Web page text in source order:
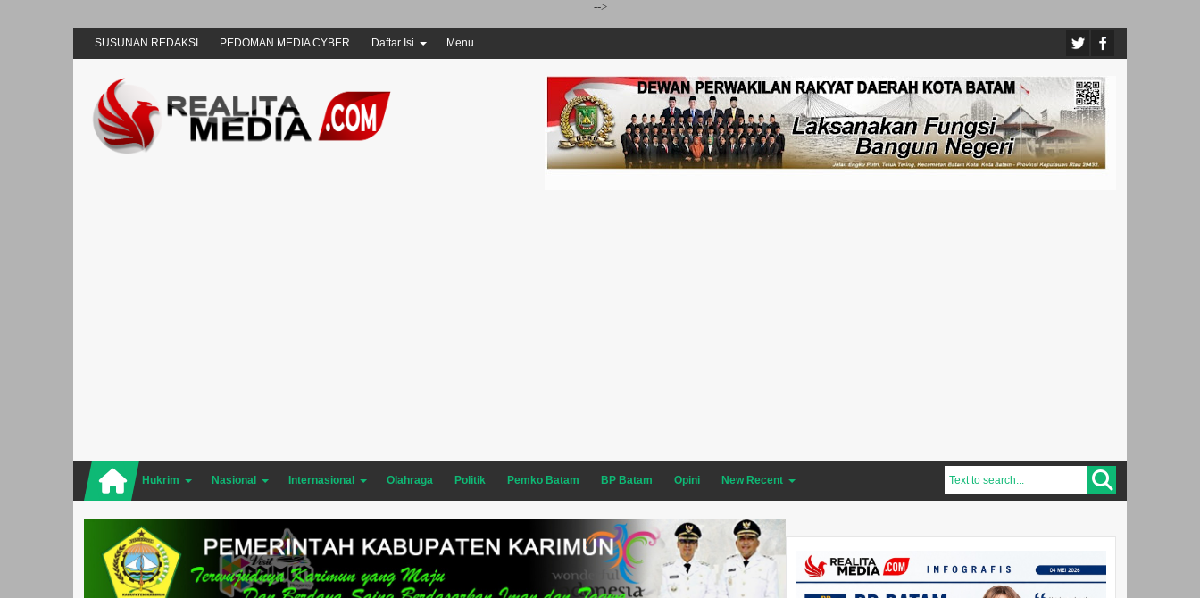
-->
SUSUNAN REDAKSI PEDOMAN MEDIA CYBER Daftar Isi Menu
Hukrim Nasional Internasional Olahraga Politik Pemko Batam BP Batam Opini New Recent